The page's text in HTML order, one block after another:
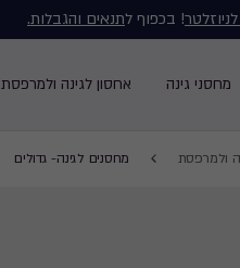
! בכפוף לתנאים והגבלות.
מחסני גינה אחסון לגינה ולמרפסת
ולמרפסת מחסנים לגינה- גדולים